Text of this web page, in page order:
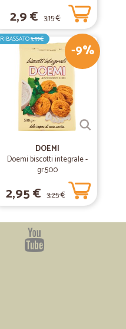
2,9 € 3,15 €
-9%
RIBASSATO3,59€
DOEMI
Doemi biscotti integrale -
gr.500
2,95 € 3,25 €